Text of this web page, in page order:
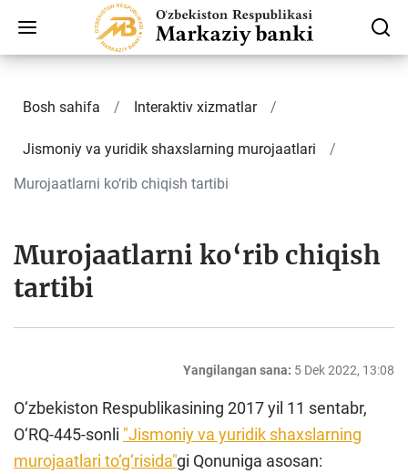
Bosh sahifa Interaktiv xizmatlar
Jismoniy va yuridik shaxslarning murojaatlari
Murojaatlarni ko‘rib chiqish tartibi
Murojaatlarni ko‘rib chiqish
tartibi
Yangilangan sana: 5 Dek 2022, 13:08
O‘zbekiston Respublikasining 2017 yil 11 sentabr,
O‘RQ-445-sonli "Jismoniy va yuridik shaxslarning
murojaatlari to‘g‘risida"gi Qonuniga asosan: